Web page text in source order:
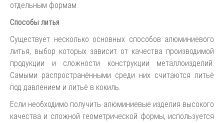
отдельным формам.
Способы литья
Существует несколько основных способов алюминиевого
литья, выбор которых зависит от качества производимой
продукции и сложности конструкции металлоизделий.
Самыми распространёнными среди них считаются литьё
под давлением и литьё в кокиль.
Если необходимо получить алюминиевые изделия высокого
качества и сложной геометрической формы, используется